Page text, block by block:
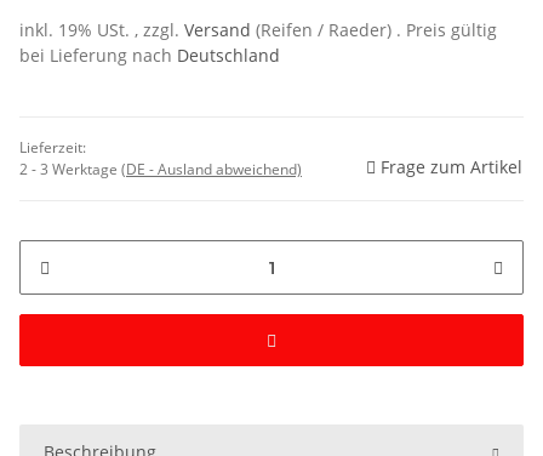
inkl. 19% USt. , zzgl. Versand (Reifen / Raeder) . Preis gültig
bei Lieferung nach Deutschland
Lieferzeit:
2 - 3 Werktage (DE - Ausland abweichend) Frage zum Artikel